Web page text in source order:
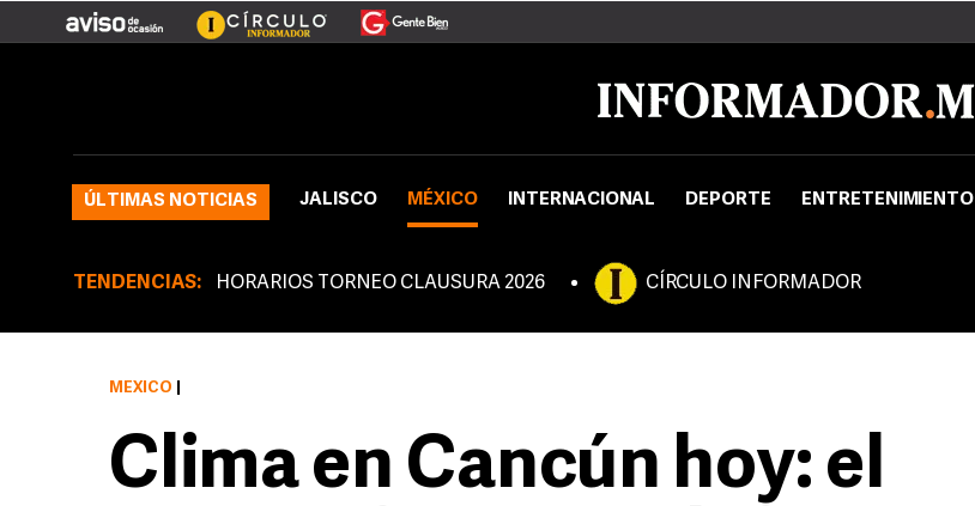
ÚLTIMAS NOTICIAS JALISCO MÉXICO INTERNACIONAL DEPORTE ENTRETENIMIENTO
TENDENCIAS: HORARIOS TORNEO CLAUSURA 2026 CÍRCULO INFORMADOR
MÉXICO
Clima en Cancún hoy: el